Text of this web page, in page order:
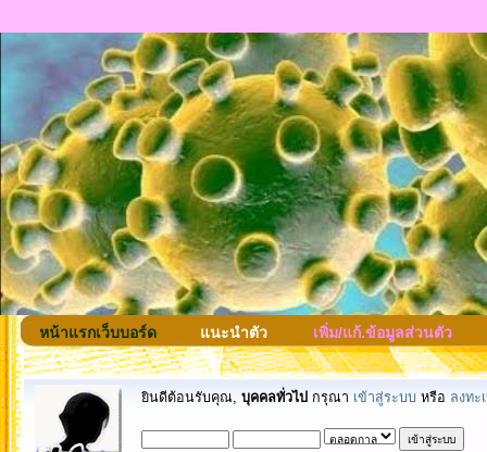
หน้าแรกเว็บบอร์ด แนะนำตัว เพิ่ม/แก้.ข้อมูลส่วนตัว
ยินดีต้อนรับคุณ, บุคคลทั่วไป กรุณา เข้าสู่ระบบ หรือ ลงทะ